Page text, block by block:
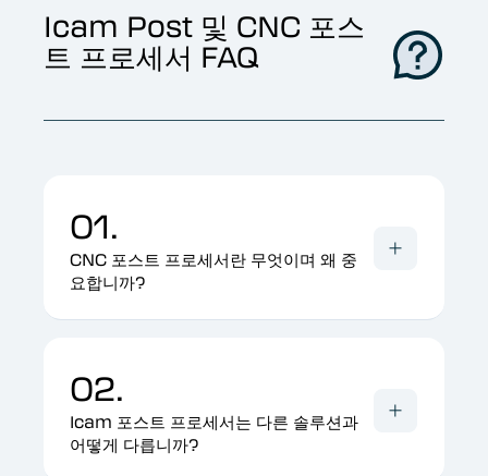
Icam Post 및 CNC 포스
트 프로세서 FAQ
01.
CNC 포스트 프로세서란 무엇이며 왜 중
요합니까?
02.
Icam 포스트 프로세서는 다른 솔루션과
어떻게 다릅니까?